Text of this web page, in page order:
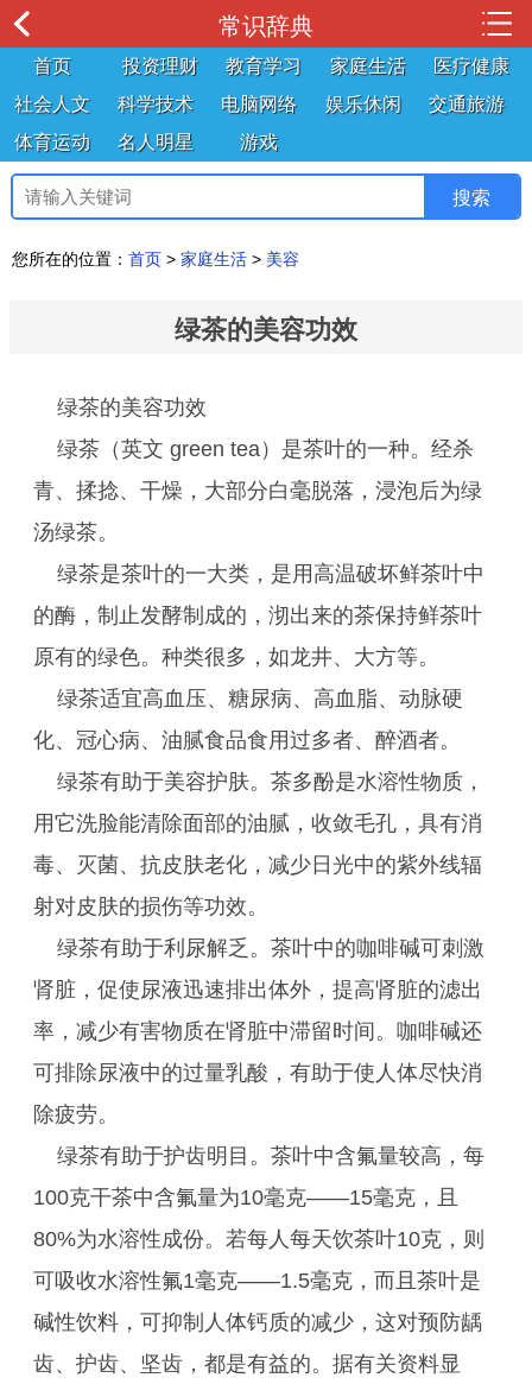
常识辞典
首页 投资理财 教育学习 家庭生活
医疗健康
社会人文
科学技术 电脑网络 娱乐休闲
交通旅游
体育运动
名人明星 游戏
您所在的位置： 首页 > 家庭生活 > 美容
绿茶的美容功效
绿茶的美容功效
绿茶（英文 green tea）是茶叶的一种。经杀
青、揉捻、干燥，大部分白毫脱落，浸泡后为绿
汤绿茶。
绿茶是茶叶的一大类，是用高温破坏鲜茶叶中
的酶，制止发酵制成的，沏出来的茶保持鲜茶叶
原有的绿色。种类很多，如龙井、大方等。
绿茶适宜高血压、糖尿病、高血脂、动脉硬
化、冠心病、油腻食品食用过多者、醉酒者。
绿茶有助于美容护肤。茶多酚是水溶性物质，
用它洗脸能清除面部的油腻，收敛毛孔，具有消
毒、灭菌、抗皮肤老化，减少日光中的紫外线辐
射对皮肤的损伤等功效。
绿茶有助于利尿解乏。茶叶中的咖啡碱可刺激
肾脏，促使尿液迅速排出体外，提高肾脏的滤出
率，减少有害物质在肾脏中滞留时间。咖啡碱还
可排除尿液中的过量乳酸，有助于使人体尽快消
除疲劳。
绿茶有助于护齿明目。茶叶中含氟量较高，每
100克干茶中含氟量为10毫克——15毫克，且
80%为水溶性成份。若每人每天饮茶叶10克，则
可吸收水溶性氟1毫克——1.5毫克，而且茶叶是
碱性饮料，可抑制人体钙质的减少，这对预防龋
齿、护齿、坚齿，都是有益的。据有关资料显